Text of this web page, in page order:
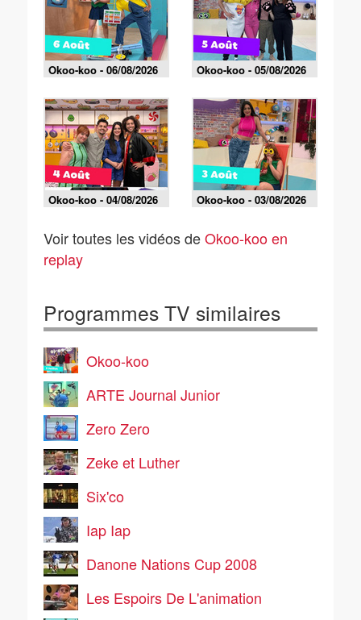
Okoo-koo - 06/08/2026 Okoo-koo - 05/08/2026
Okoo-koo - 04/08/2026 Okoo-koo - 03/08/2026
Voir toutes les vidéos deOkoo-koo en
replay
Programmes TV similaires
Okoo-koo
ARTE Journal Junior
Zero Zero
Zeke et Luther
Six'co
Iap Iap
Danone Nations Cup 2008
Les Espoirs De L'animation